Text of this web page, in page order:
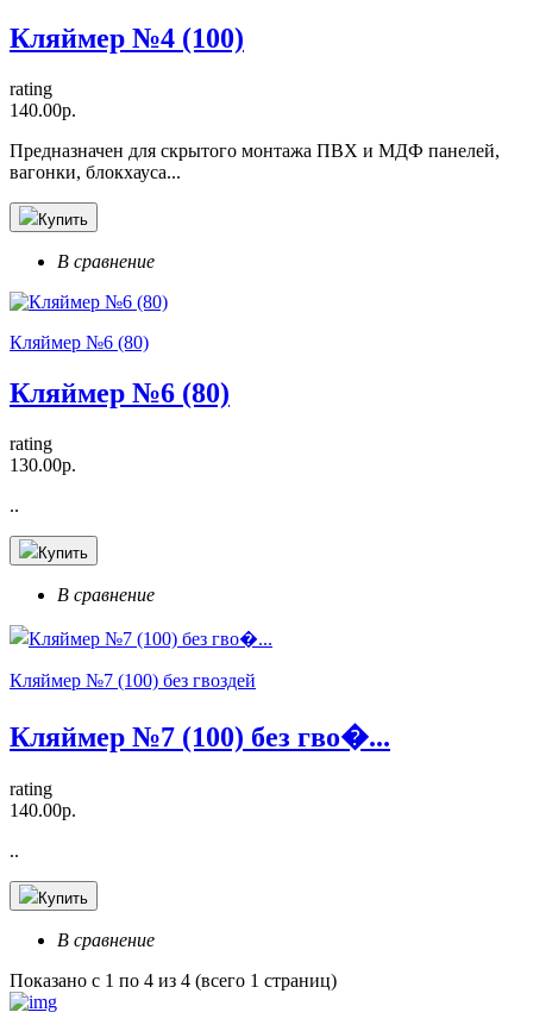
Кляймер №4 (100)
rating
140.00р.
Предназначен для скрытого монтажа ПВХ и МДФ панелей,
вагонки, блокхауса...
Купить
В сравнение
Кляймер №6 (80)
Кляймер №6 (80)
rating
130.00р.
..
Купить
В сравнение
Кляймер №7 (100) без гвоздей
Кляймер №7 (100) без гво�...
rating
140.00р.
..
Купить
В сравнение
Показано с 1 по 4 из 4 (всего 1 страниц)